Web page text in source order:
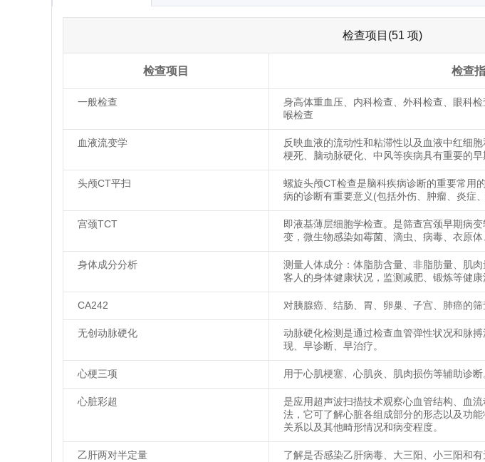
检查项目(51 项)
检查项目 检查
一般检查
身高体重血压、内科检查、外科检查、眼科
喉检查
血液流变学
反映血液的流动性和粘滞性以及血液中红细
梗死、脑动脉硬化、中风等疾病具有重要的早
头颅CT平扫
螺旋头颅CT检查是脑科疾病诊断的重要常用
病的诊断有重要意义(包括外伤、肿瘤、炎症
宫颈TCT
即液基薄层细胞学检查。是筛查宫颈早期病
变，微生物感染如霉菌、滴虫、病毒、衣原体
身体成分分析
测量人体成分：体脂肪含量、非脂肪量、肌
客人的身体健康状况，监测减肥、锻炼等健康
CA242 对胰腺癌、结肠、胃、卵巢、子宫、肺癌的筛
无创动脉硬化
动脉硬化检测是通过检查血管弹性状况和脉
现、早诊断、早治疗。
心梗三项 用于心肌梗塞、心肌炎、肌肉损伤等辅助诊断
心脏彩超
是应用超声波扫描技术观察心血管结构、血
法，它可了解心脏各组成部分的形态以及功
关系以及其他畸形情况和病变程度。
乙肝两对半定量 了解是否感染乙肝病毒、大三阳、小三阳和有